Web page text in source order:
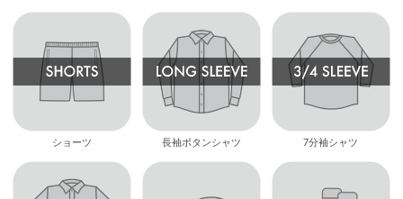
ショーツ 長袖ボタンシャツ 7分袖シャツ